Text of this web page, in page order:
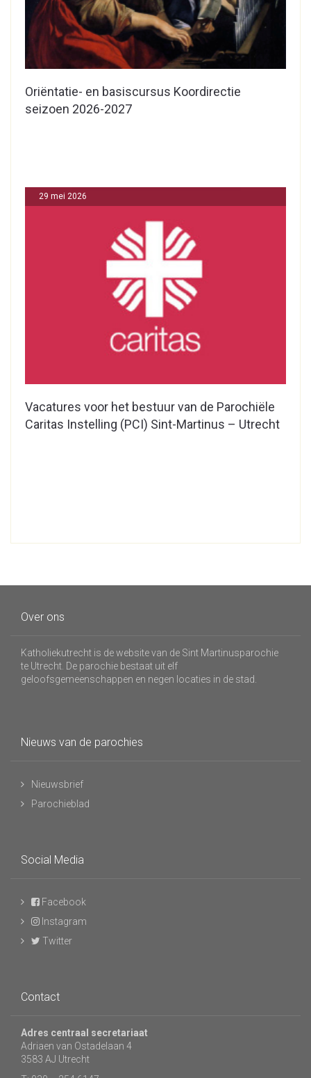
Oriëntatie- en basiscursus Koordirectie
seizoen 2026-2027
Vacatures voor het bestuur van de Parochiële
Caritas Instelling (PCI) Sint-Martinus – Utrecht
29 mei 2026
Over ons
Katholiekutrecht is de website van de Sint Martinusparochie
te Utrecht. De parochie bestaat uit elf
geloofsgemeenschappen en negen locaties in de stad.
Nieuws van de parochies
Nieuwsbrief
Parochieblad
Social Media
Facebook
Instagram
Twitter
Contact
Adres centraal secretariaat
Adriaen van Ostadelaan 4
3583 AJ Utrecht